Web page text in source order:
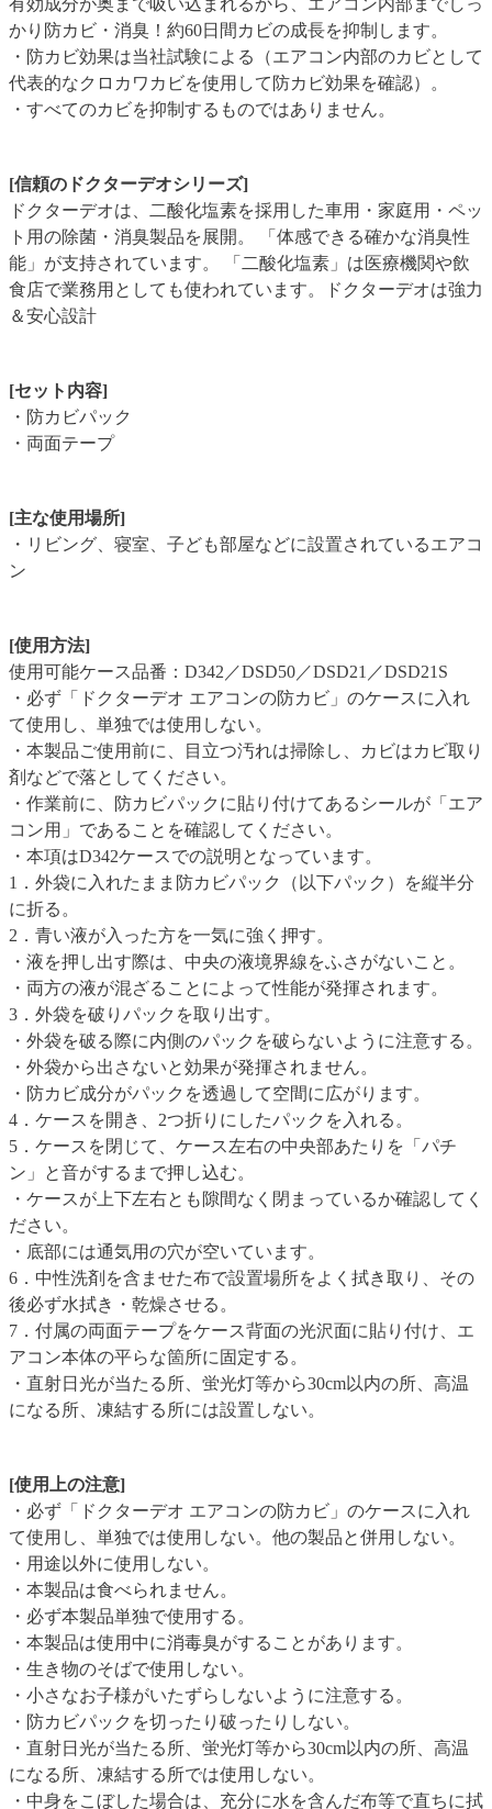
有効成分が奥まで吸い込まれるから、エアコン内部までしっ
かり防カビ・消臭！約60日間カビの成長を抑制します。
・防カビ効果は当社試験による（エアコン内部のカビとして
代表的なクロカワカビを使用して防カビ効果を確認）。
・すべてのカビを抑制するものではありません。
[信頼のドクターデオシリーズ]
ドクターデオは、二酸化塩素を採用した車用・家庭用・ペッ
ト用の除菌・消臭製品を展開。 「体感できる確かな消臭性
能」が支持されています。 「二酸化塩素」は医療機関や飲
食店で業務用としても使われています。ドクターデオは強力
＆安心設計
[セット内容]
・防カビパック
・両面テープ
[主な使用場所]
・リビング、寝室、子ども部屋などに設置されているエアコ
ン
[使用方法]
使用可能ケース品番：D342／DSD50／DSD21／DSD21S
・必ず「ドクターデオ エアコンの防カビ」のケースに入れ
て使用し、単独では使用しない。
・本製品ご使用前に、目立つ汚れは掃除し、カビはカビ取り
剤などで落としてください。
・作業前に、防カビパックに貼り付けてあるシールが「エア
コン用」であることを確認してください。
・本項はD342ケースでの説明となっています。
1．外袋に入れたまま防カビパック（以下パック）を縦半分
に折る。
2．青い液が入った方を一気に強く押す。
・液を押し出す際は、中央の液境界線をふさがないこと。
・両方の液が混ざることによって性能が発揮されます。
3．外袋を破りパックを取り出す。
・外袋を破る際に内側のパックを破らないように注意する。
・外袋から出さないと効果が発揮されません。
・防カビ成分がパックを透過して空間に広がります。
4．ケースを開き、2つ折りにしたパックを入れる。
5．ケースを閉じて、ケース左右の中央部あたりを「パチ
ン」と音がするまで押し込む。
・ケースが上下左右とも隙間なく閉まっているか確認してく
ださい。
・底部には通気用の穴が空いています。
6．中性洗剤を含ませた布で設置場所をよく拭き取り、その
後必ず水拭き・乾燥させる。
7．付属の両面テープをケース背面の光沢面に貼り付け、エ
アコン本体の平らな箇所に固定する。
・直射日光が当たる所、蛍光灯等から30cm以内の所、高温
になる所、凍結する所には設置しない。
[使用上の注意]
・必ず「ドクターデオ エアコンの防カビ」のケースに入れ
て使用し、単独では使用しない。他の製品と併用しない。
・用途以外に使用しない。
・本製品は食べられません。
・必ず本製品単独で使用する。
・本製品は使用中に消毒臭がすることがあります。
・生き物のそばで使用しない。
・小さなお子様がいたずらしないように注意する。
・防カビパックを切ったり破ったりしない。
・直射日光が当たる所、蛍光灯等から30cm以内の所、高温
になる所、凍結する所では使用しない。
・中身をこぼした場合は、充分に水を含んだ布等で直ちに拭